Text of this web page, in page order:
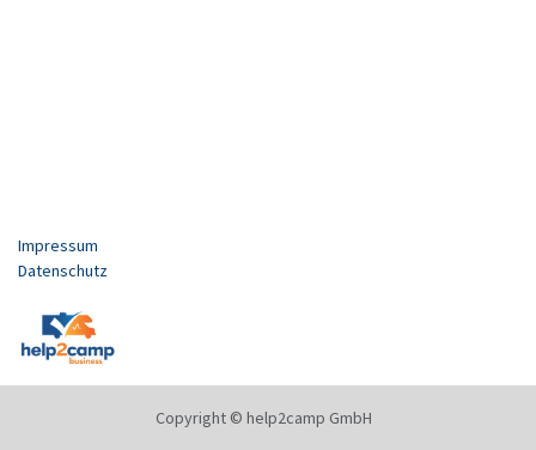
Impressum
Datenschutz
Copyright © help2camp GmbH